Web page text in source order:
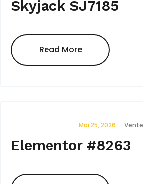
Skyjack SJ7185
Read More
Mai 25, 2026 Vente
Elementor #8263